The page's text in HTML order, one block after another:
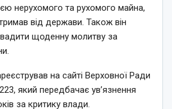
нерухомого та рухомого майна,
від держави. Також він
щоденну молитву за
на сайті Верховної Ради
який передбачає ув’язнення
за критику влади.